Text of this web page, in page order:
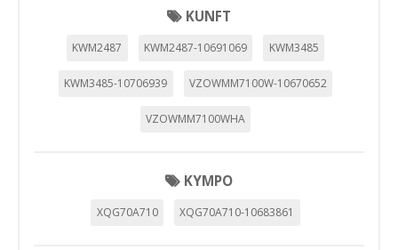
KUNFT
KWM2487 KWM2487-10691069 KWM3485
KWM3485-10706939 VZOWMM7100W-10670652
VZOWMM7100WHA
KYMPO
XQG70A710 XQG70A710-10683861